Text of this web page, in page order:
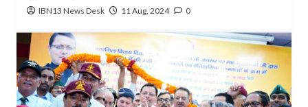
IBN13 News Desk 11 Aug, 2024 0